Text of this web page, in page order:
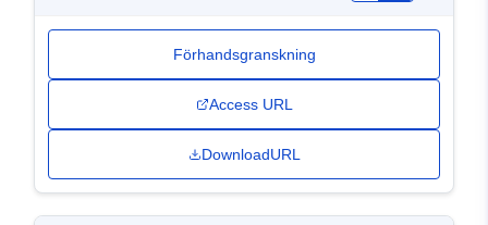
Förhandsgranskning
Access URL
DownloadURL